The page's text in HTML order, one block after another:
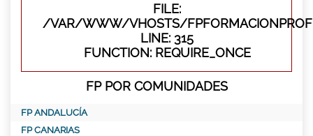
FILE:
/VAR/WWW/VHOSTS/
LINE: 315
FUNCTION: REQUIRE_ONCE
FP POR COMUNIDADES
FP ANDALUCÍA
FP CANARIAS